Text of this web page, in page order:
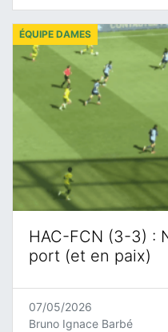
HAC-FCN (3-3) :
port (et en paix)
ÉQUIPE DAMES
07/05/2026
Bruno Ignace Barbé